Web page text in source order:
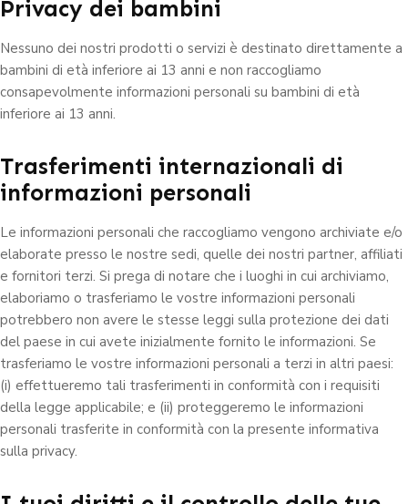
Privacy dei bambini
Nessuno dei nostri prodotti o servizi è destinato direttamente a
bambini di età inferiore ai 13 anni e non raccogliamo
consapevolmente informazioni personali su bambini di età
inferiore ai 13 anni.
Trasferimenti internazionali di
informazioni personali
Le informazioni personali che raccogliamo vengono archiviate e/o
elaborate presso le nostre sedi, quelle dei nostri partner, affiliati
e fornitori terzi. Si prega di notare che i luoghi in cui archiviamo,
elaboriamo o trasferiamo le vostre informazioni personali
potrebbero non avere le stesse leggi sulla protezione dei dati
del paese in cui avete inizialmente fornito le informazioni. Se
trasferiamo le vostre informazioni personali a terzi in altri paesi:
(i) effettueremo tali trasferimenti in conformità con i requisiti
della legge applicabile; e (ii) proteggeremo le informazioni
personali trasferite in conformità con la presente informativa
sulla privacy.